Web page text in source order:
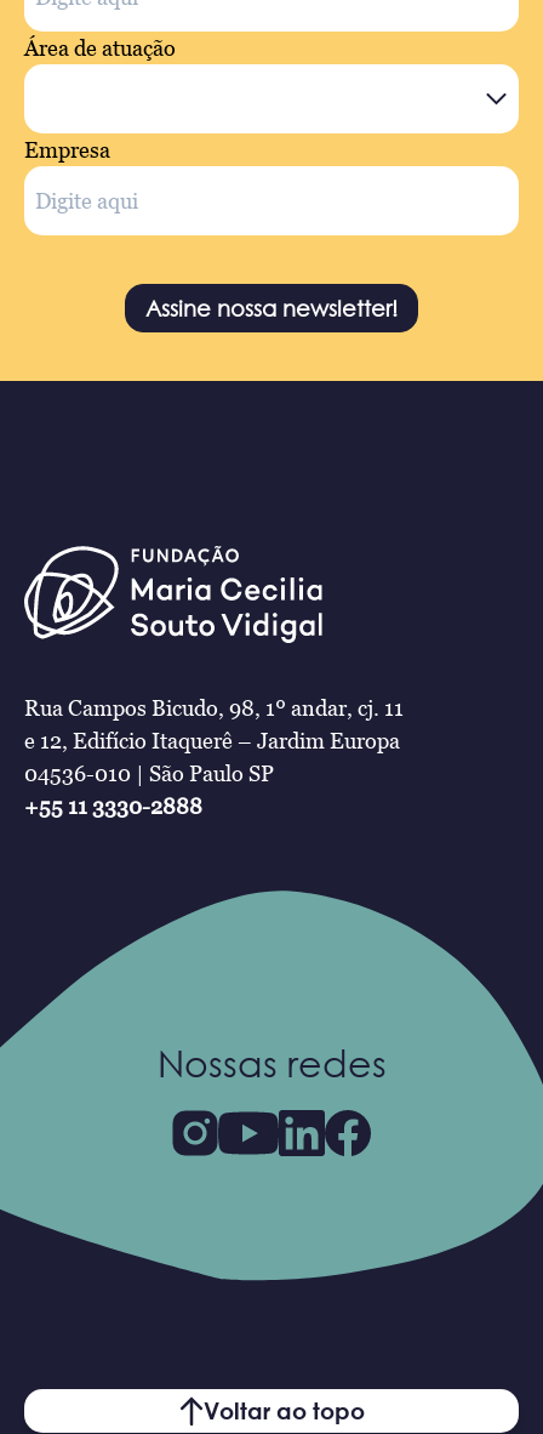
Área de atuação
Empresa
Assine nossa newsletter!
Rua Campos Bicudo, 98, 1º andar, cj. 11
e 12, Edifício Itaquerê – Jardim Europa
04536-010 | São Paulo SP
+55 11 3330-2888
Nossas redes
Voltar ao topo